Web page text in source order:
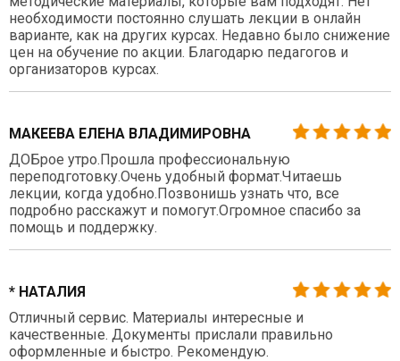
необходимости постоянно слушать лекции в онлайн
варианте, как на других курсах. Недавно было снижение
цен на обучение по акции. Благодарю педагогов и
организаторов курсах.
МАКЕЕВА ЕЛЕНА ВЛАДИМИРОВНА
ДОБрое утро.Прошла профессиональную
переподготовку.Очень удобный формат.Читаешь
лекции, когда удобно.Позвонишь узнать что, все
подробно расскажут и помогут.Огромное спасибо за
помощь и поддержку.
* НАТАЛИЯ
Отличный сервис. Материалы интересные и
качественные. Документы прислали правильно
оформленные и быстро. Рекомендую.